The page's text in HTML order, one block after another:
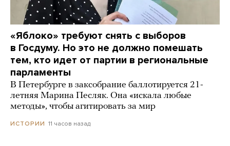
«Яблоко» требуют снять с выборов
в Госдуму. Но это не должно помешать
тем, кто идет от партии в региональные
парламенты
В Петербурге в заксобрание баллотируется 21-
летняя Марина Песляк. Она «искала любые
методы», чтобы агитировать за мир
ИСТОРИИ 11 часов назад